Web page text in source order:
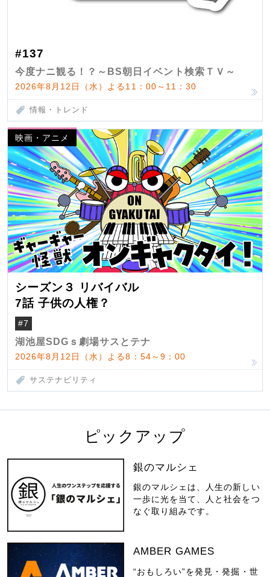
#137
今度ナニ観る！？～BS朝日イベント検索ＴＶ～
2026年8月12日（水）よる11：00～11：30
情報・トレンド
映画・アニメ
シーズン３ リバイバル
7話 子供の人権？
#7
湖池屋SDGｓ劇場サスとテナ
2026年8月12日（水）よる8：54～9：00
サステナビリティ
ピックアップ
銀のマルシェ
銀のマルシェは、人生の新しい
一歩に光を当て、人と社会をつ
なぐ取り組みです。
AMBER GAMES
“おもしろい”を発見・発掘・世